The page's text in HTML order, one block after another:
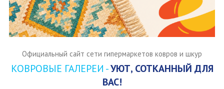
Официальный сайт сети гипермаркетов ковров и шкур
КОВРОВЫЕ ГАЛЕРЕИ -УЮТ, СОТКАННЫЙ ДЛЯ
ВАС!